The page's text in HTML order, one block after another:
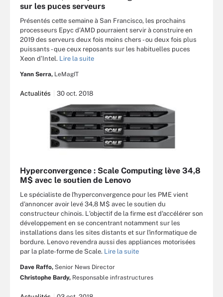
sur les puces serveurs
Présentés cette semaine à San Francisco, les prochains
processeurs Epyc d’AMD pourraient servir à construire en
2019 des serveurs deux fois moins chers - ou deux fois plus
puissants - que ceux reposants sur les habituelles puces
Xeon d’Intel. Lire la suite
Yann Serra, LeMagIT
Actualités 30 oct. 2018
Hyperconvergence : Scale Computing lève 34,8
M$ avec le soutien de Lenovo
Le spécialiste de l'hyperconvergence pour les PME vient
d'annoncer avoir levé 34,8 M$ avec le soutien du
constructeur chinois. L'objectif de la firme est d'accélérer son
développement en se concentrant notamment sur les
installations dans les sites distants et sur l'informatique de
bordure. Lenovo revendra aussi des appliances motorisées
par la plate-forme de Scale. Lire la suite
Dave Raffo, Senior News Director
Christophe Bardy, Responsable infrastructures